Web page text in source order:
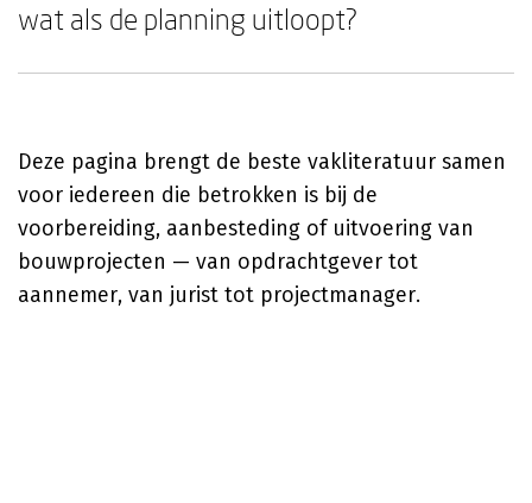
wat als de planning uitloopt?
Deze pagina brengt de beste vakliteratuur samen
voor iedereen die betrokken is bij de
voorbereiding, aanbesteding of uitvoering van
bouwprojecten — van opdrachtgever tot
aannemer, van jurist tot projectmanager.